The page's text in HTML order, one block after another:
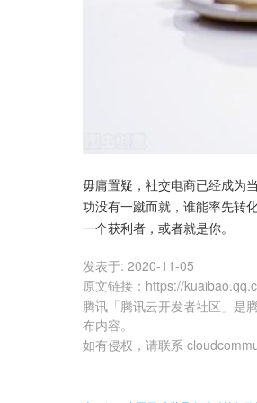
毋庸置疑，社交电商已经成为
功没有一蹴而就，谁能率先转
一个获利者，或者就是你。
发表于: 2020-11-05
原文链接 ： https://
腾讯「腾讯云开发者社区」是
布内容。
如有侵权，请联系